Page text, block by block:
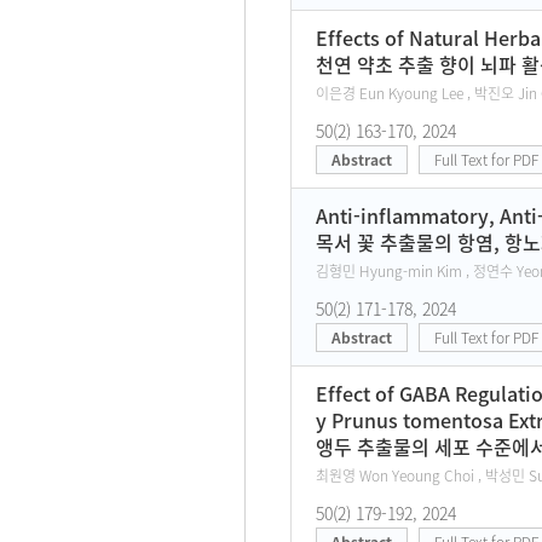
Effects of Natural
천연 약초 추출 향이 뇌파
이은경 Eun Kyoung Lee , 박진오
50(2) 163-170, 2024
Abstract Full Text for PDF
Anti-inflammatory,
목서 꽃 추출물의 항염, 항
김형민 Hyung-min Kim , 정연수
50(2) 171-178, 2024
Abstract Full Text for PDF
Effect of GABA
y Prunus tomentosa
앵두 추출물의 세포 수준
최원영 Won Yeoung Choi , 박성민
50(2) 179-192, 2024